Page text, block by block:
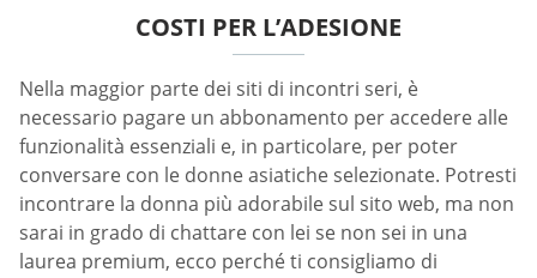
COSTI PER L’ADESIONE
Nella maggior parte dei siti di incontri seri, è
necessario pagare un abbonamento per accedere alle
funzionalità essenziali e, in particolare, per poter
conversare con le donne asiatiche selezionate. Potresti
incontrare la donna più adorabile sul sito web, ma non
sarai in grado di chattare con lei se non sei in una
laurea premium, ecco perché ti consigliamo di